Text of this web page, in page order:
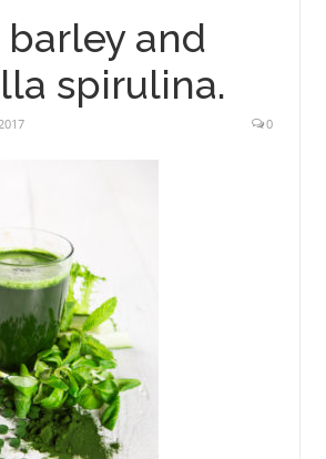
barley and
spirulina.
0